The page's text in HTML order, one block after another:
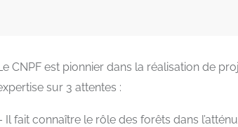
CNPF est pionnier dans la réalisation de
sur 3 attentes :
Il fait connaître le rôle des forêts dans